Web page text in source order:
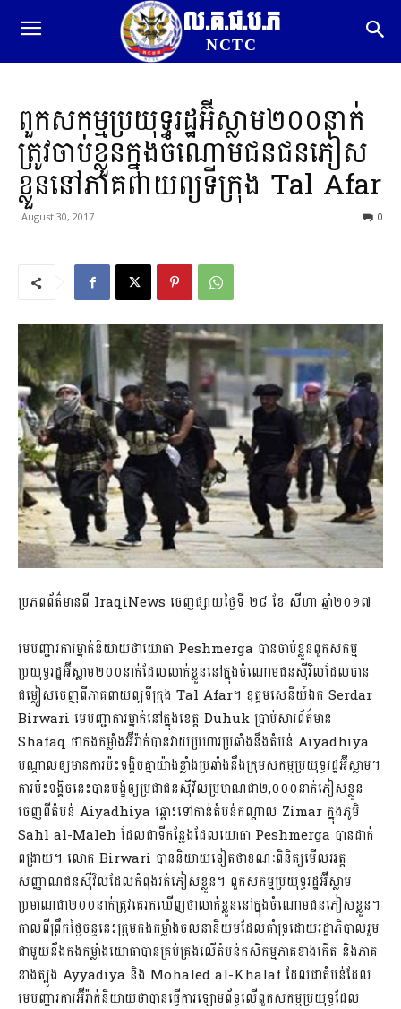
ល.គ.ជ.ប.ភ
NCTC
ពួកសកម្មប្រយុទ្ធរដ្ឋអ៊ីស្លាម២០០នាក់
ត្រូវចាប់ខ្លួនក្នុងចំណោមជនជនភៀស
ខ្លួននៅភាគពាយព្យទីក្រុង Tal Afar
August 30, 2017 0
ប្រភពព័ត៌មានពី IraqiNews ចេញផ្សាយថ្ងៃទី ២៨ ខែ សីហា ឆ្នាំ២០១៧
មេបញ្ជារការម្នាក់និយាយថាយោធា Peshmerga បានចាប់ខ្លួនពួកសកម្ម
ប្រយុទ្ធរដ្ឋអ៊ីស្លាម២០០នាក់ដែលលាក់ខ្លួននៅក្នុងចំណោមជនស៊ីវិលដែលបាន
ជម្លៀសចេញពីភាគពាយព្យទីក្រុង Tal Afar។ ឧត្តមសេនីយ៍ឯក Serdar
Birwari មេបញ្ជាការម្នាក់នៅក្នុងខេត្ត Duhuk ប្រាប់សារព័ត៌មាន
Shafaq ថាកងកម្លាំងអ៊ីរ៉ាក់បានវាយប្រហារប្រឆាំងនឹងតំបន់ Aiyadhiya
បណ្តាលឲ្យមានការប៉ះទង្គិចគ្នាយ៉ាងខ្លាំងប្រឆាំងនឹងក្រុមសកម្មប្រយុទ្ធរដ្ឋអ៊ីស្លាម។
ការប៉ះទង្គិចនេះបានបង្ខំឲ្យប្រជាជនស៊ីវិលប្រមាណជា២,០០០នាក់ភៀសខ្លួន
ចេញពីតំបន់ Aiyadhiya ឆ្ពោះទៅកាន់តំបន់កណ្តាល Zimar ក្នុងភូមិ
Sahl al-Maleh ដែលជាទីកន្លែងដែលយោធា Peshmerga បានដាក់
ពង្រាយ។ លោក Birwari បាននិយាយទៀតថាខណៈពិនិត្យមើលអត្ត
សញ្ញាណជនស៊ីវិលដែលកំពុងរត់ភៀសខ្លួន។ ពួកសកម្មប្រយុទ្ធរដ្ឋអ៊ីស្លាម
ប្រមាណជា២០០នាក់ត្រូវគេរកឃើញថាលាក់ខ្លួននៅក្នុងចំណោមជនភៀសខ្លួន។
កាលពីព្រឹកថ្ងៃចន្ទនេះក្រុមកងកម្លាំងចលនានិយមដែលគាំទ្រដោយរដ្ឋាភិបាលរួម
ជាមួយនឹងកងកម្លាំងយោធាបានគ្រប់គ្រងលើតំបន់កសិកម្មភាគខាងកើត និងភាគ
ខាងត្បូង Ayyadiya និង Mohaled al-Khalaf ដែលជាតំបន់ដែល
មេបញ្ជារការអ៊ីរ៉ាក់និយាយថាបានធ្វើការឡោមព័ទ្ធលើពួកសកម្មប្រយុទ្ធដែល